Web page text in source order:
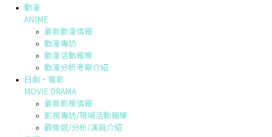
動漫
ANIME
最新動漫情報
動漫專訪
動漫活動報導
動漫分析考察介紹
日劇・電影
MOVIE DRAMA
最新影視情報
影視專訪/現場活動報導
觀後感/分析/演員介紹